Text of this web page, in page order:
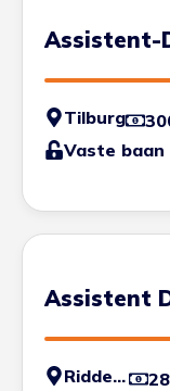
Assistent-
Tilburg
Vaste baan
Assistent
Ridderkerk